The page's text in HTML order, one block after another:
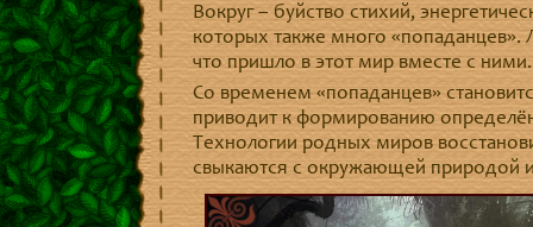
Вокруг – буйство стихий,
которых также много «попаданцев».
что пришло в этот мир вместе с ними.
Со временем «попаданцев»
приводит к формированию
Технологии родных миров
свыкаются с окружающей природой